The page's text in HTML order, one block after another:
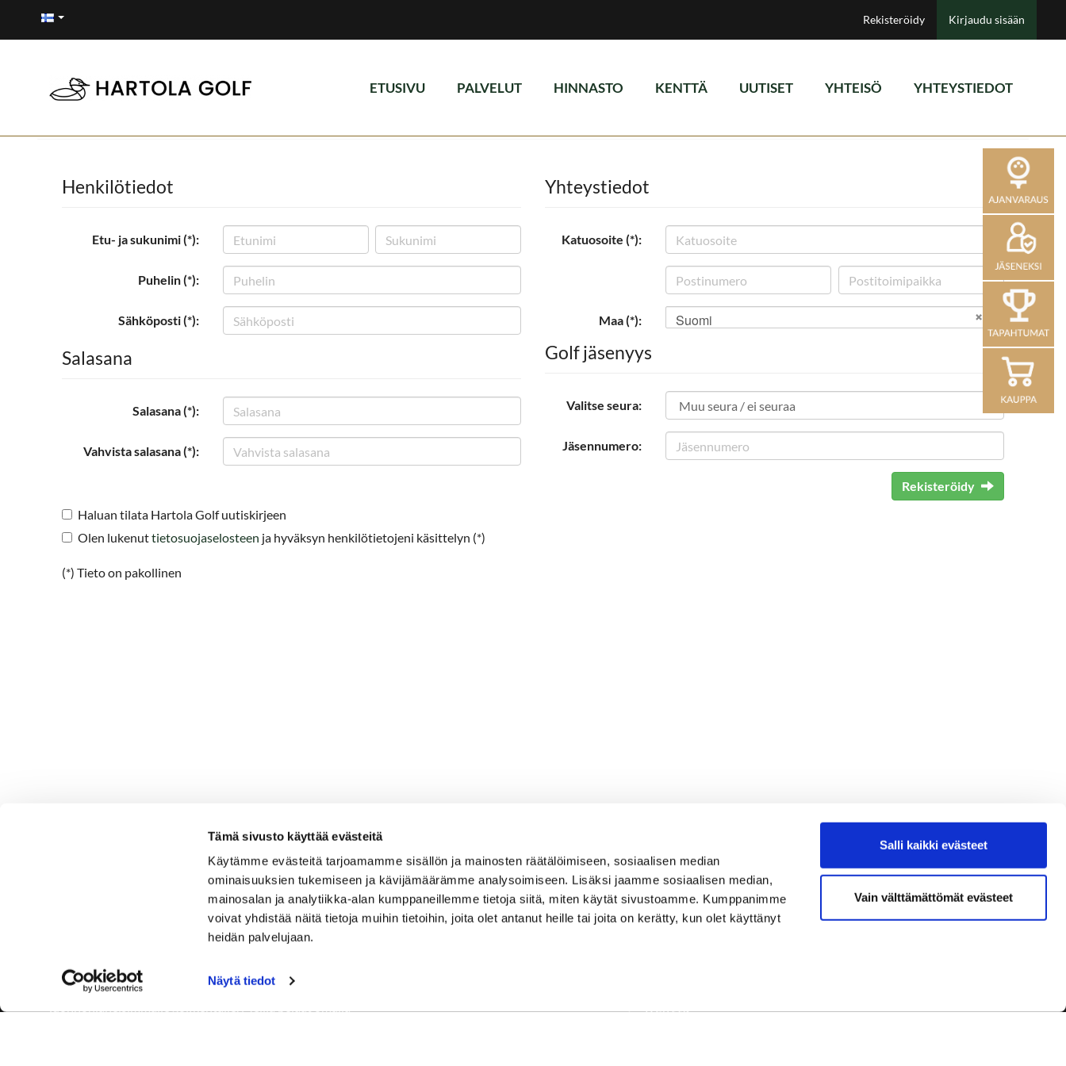
Tämä sivusto käyttää evästeitä
Käytämme evästeitä tarjoamamme sisällön ja mainosten räätälöimiseen, sosiaalisen median
ominaisuuksien tukemiseen ja kävijämäärämme analysoimiseen. Lisäksi jaamme sosiaalisen median,
mainosalan ja analytiikka-alan kumppaneillemme tietoja siitä, miten käytät sivustoamme. Kumppanimme
voivat yhdistää näitä tietoja muihin tietoihin, joita olet antanut heille tai joita on kerätty, kun olet käyttänyt
heidän palvelujaan.
Näytä tiedot
Salli kaikki evästeet
Vain välttämättömät evästeet
Rekisteröidy Kirjaudu sisään
ETUSIVU PALVELUT HINNASTO KENTTÄ UUTISET YHTEISÖ YHTEYSTIEDOT
Henkilötiedot
Etu- ja sukunimi (*):
Puhelin (*):
Sähköposti (*):
Salasana
Salasana (*):
Vahvista salasana (*):
Yhteystiedot
Katuosoite (*):
Maa (*): Suomi
Golf jäsenyys
Valitse seura:
Jäsennumero:
Rekisteröidy
Haluan tilata Hartola Golf uutiskirjeen
Olen lukenuttietosuojaselosteen ja hyväksyn henkilötietojeni käsittelyn (*)
(*) Tieto on pakollinen
Tervetuloa Hartola Golfiin, Suomen ystävällisimmälle ja
Kenttä